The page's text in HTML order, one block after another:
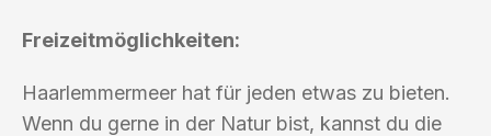
Freizeitmöglichkeiten:
Haarlemmermeer hat für jeden etwas zu bieten.
Wenn du gerne in der Natur bist, kannst du die